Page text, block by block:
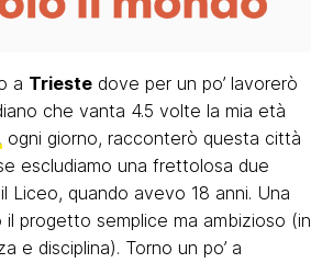
a Trieste dove per un po’ lavorerò
che vanta 4.5 volte la mia età
ogni giorno, racconterò questa città
escludiamo una frettolosa due
Liceo, quando avevo 18 anni. Una
progetto semplice ma ambizioso (in
e disciplina). Torno un po’ a